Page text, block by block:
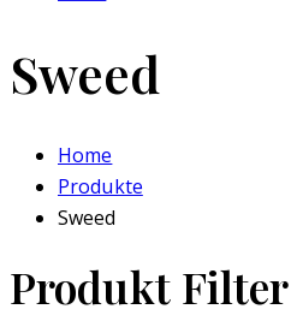
Sweed
Home
Produkte
Sweed
Produkt Filter